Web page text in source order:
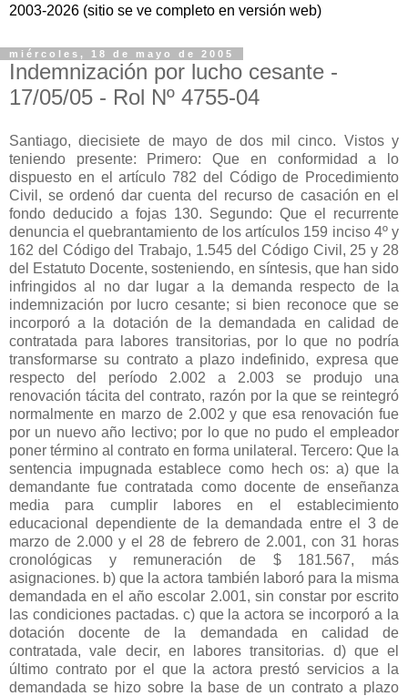
2003-2026 (sitio se ve completo en versión web)
miércoles, 18 de mayo de 2005
Indemnización por lucho cesante -
17/05/05 - Rol Nº 4755-04
Santiago, diecisiete de mayo de dos mil cinco. Vistos y
teniendo presente: Primero: Que en conformidad a lo
dispuesto en el artículo 782 del Código de Procedimiento
Civil, se ordenó dar cuenta del recurso de casación en el
fondo deducido a fojas 130. Segundo: Que el recurrente
denuncia el quebrantamiento de los artículos 159 inciso 4º y
162 del Código del Trabajo, 1.545 del Código Civil, 25 y 28
del Estatuto Docente, sosteniendo, en síntesis, que han sido
infringidos al no dar lugar a la demanda respecto de la
indemnización por lucro cesante; si bien reconoce que se
incorporó a la dotación de la demandada en calidad de
contratada para labores transitorias, por lo que no podría
transformarse su contrato a plazo indefinido, expresa que
respecto del período 2.002 a 2.003 se produjo una
renovación tácita del contrato, razón por la que se reintegró
normalmente en marzo de 2.002 y que esa renovación fue
por un nuevo año lectivo; por lo que no pudo el empleador
poner término al contrato en forma unilateral. Tercero: Que la
sentencia impugnada establece como hech os: a) que la
demandante fue contratada como docente de enseñanza
media para cumplir labores en el establecimiento
educacional dependiente de la demandada entre el 3 de
marzo de 2.000 y el 28 de febrero de 2.001, con 31 horas
cronológicas y remuneración de $ 181.567, más
asignaciones. b) que la actora también laboró para la misma
demandada en el año escolar 2.001, sin constar por escrito
las condiciones pactadas. c) que la actora se incorporó a la
dotación docente de la demandada en calidad de
contratada, vale decir, en labores transitorias. d) que el
último contrato por el que la actora prestó servicios a la
demandada se hizo sobre la base de un contrato a plazo